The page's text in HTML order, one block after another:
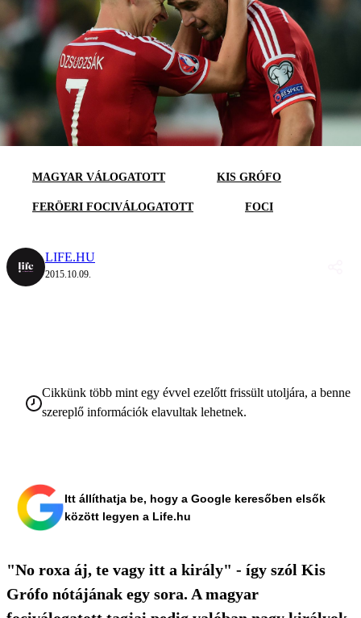
MAGYAR VÁLOGATOTT KIS GRÓFO
FERÖERI FOCIVÁLOGATOTT FOCI
LIFE.HU
2015.10.09.
Cikkünk több mint egy évvel ezelőtt frissült utoljára, a benne
szereplő információk elavultak lehetnek.
Itt állíthatja be, hogy a Google keresőben elsők
között legyen a Life.hu
"No roxa áj, te vagy itt a király" - így szól Kis
Grófo nótájának egy sora. A magyar